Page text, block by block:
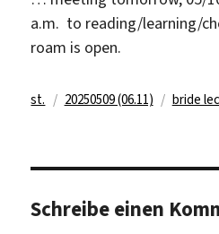
a.m. to reading/learning/
roam is open.
Autor
st.
Veröffentlicht
20250509 (06.11) bride
Schreibe einen